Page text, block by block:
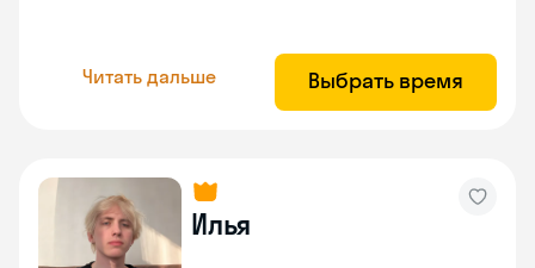
Читать дальше Выбрать время
Илья